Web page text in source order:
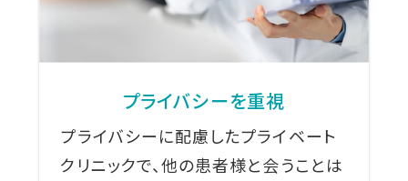
プライバシーを重視
プライバシーに配慮したプライベート
クリニックで、他の患者様と会うことは